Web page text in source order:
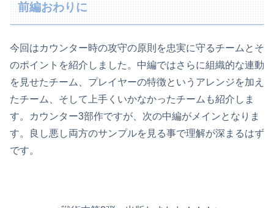
前編おわりに
今回はカウンター時の攻守の原則を忠実に守るチームとそ
のポイントを紹介しました。中編ではさらに組織的な連動
を見せたチーム、プレイヤーの特徴というアレンジを加え
たチーム、そして上手くいかなかったチームも紹介しま
す。カウンター3部作ですが、次の中編がメインとなりま
す。良し悪し両方のサンプルを見る事で理解が深まるはず
です。